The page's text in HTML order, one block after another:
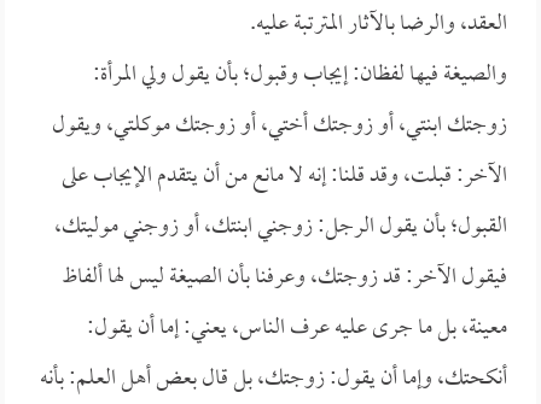
العقد، والرضا بالآثار المترتبة عليه.
والصيغة فيها لفظان: إيجاب وقبول؛ بأن يقول ولي المرأة:
زوجتك ابنتي، أو زوجتك أختي، أو زوجتك موكلتي، ويقول
الآخر: قبلت، وقد قلنا: إنه لا مانع من أن يتقدم الإيجاب على
القبول؛ بأن يقول الرجل: زوجني ابنتك، أو زوجني موليتك،
فيقول الآخر: قد زوجتك، وعرفنا بأن الصيغة ليس لها ألفاظ
معينة، بل ما جرى عليه عرف الناس، يعني: إما أن يقول:
أنكحتك، وإما أن يقول: زوجتك، بل قال بعض أهل العلم: بأنه